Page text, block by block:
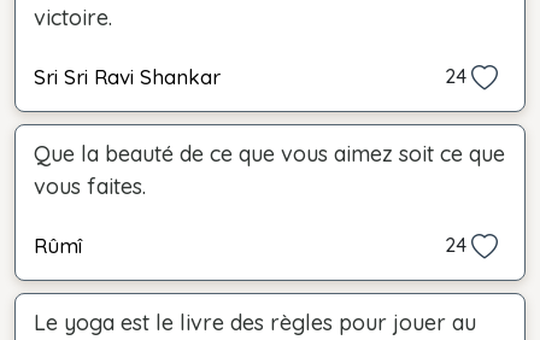
victoire.
Sri Sri Ravi Shankar 24
Que la beauté de ce que vous aimez soit ce que
vous faites.
Rûmî 24
Le yoga est le livre des règles pour jouer au